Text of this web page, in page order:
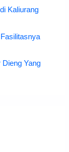
Kaliurang
Yang